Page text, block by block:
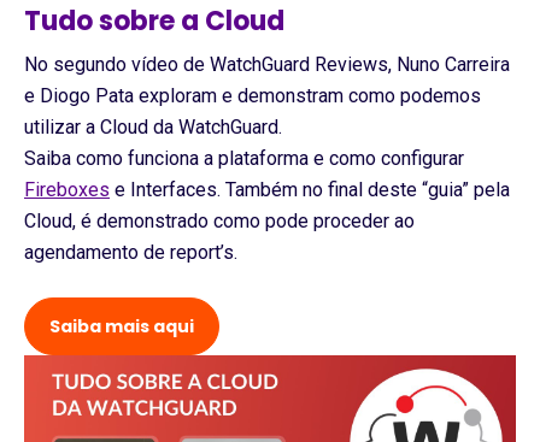
Tudo sobre a Cloud
No segundo vídeo de WatchGuard Reviews, Nuno Carreira
e Diogo Pata exploram e demonstram como podemos
utilizar a Cloud da WatchGuard.
Saiba como funciona a plataforma e como configurar
Fireboxes e Interfaces. Também no final deste “guia” pela
Cloud, é demonstrado como pode proceder ao
agendamento de report’s.
Saiba mais aqui